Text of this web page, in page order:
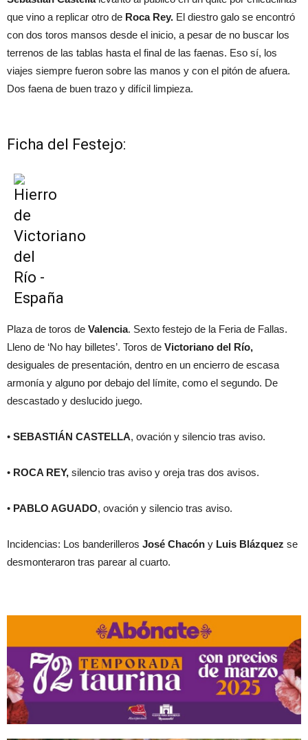
que vino a replicar otro de Roca Rey. El diestro galo se encontró
con dos toros mansos desde el inicio, a pesar de no buscar los
terrenos de las tablas hasta el final de las faenas. Eso sí, los
viajes siempre fueron sobre las manos y con el pitón de afuera.
Dos faena de buen trazo y difícil limpieza.
Ficha del Festejo:
Plaza de toros de Valencia. Sexto festejo de la Feria de Fallas.
Lleno de ‘No hay billetes’. Toros de Victoriano del Río,
desiguales de presentación, dentro en un encierro de escasa
armonía y alguno por debajo del límite, como el segundo. De
descastado y deslucido juego.
• SEBASTIÁN CASTELLA, ovación y silencio tras aviso.
• ROCA REY, silencio tras aviso y oreja tras dos avisos.
• PABLO AGUADO, ovación y silencio tras aviso.
Incidencias: Los banderilleros José Chacón y Luis Blázquez se
desmonteraron tras parear al cuarto.